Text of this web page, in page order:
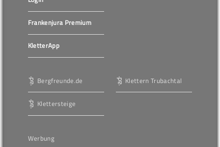
Frankenjura Premium
KletterApp
Bergfreunde.de
Klettersteige
Klettern Trubachtal
Werbung